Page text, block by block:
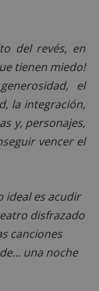
del revés, en
tienen miedo!
el
la integración,
y, personajes,
vencer el
ideal es acudir
disfrazado
canciones
una noche